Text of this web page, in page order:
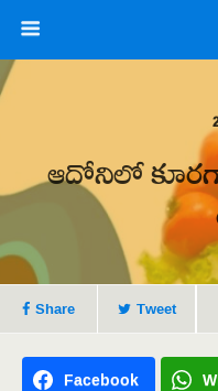
ఆదోనిలో
Share Tweet
Facebook